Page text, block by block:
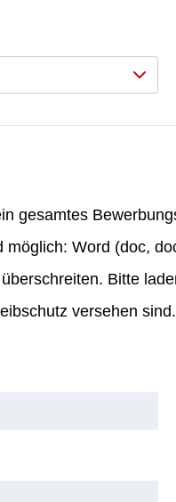
gesamtes
möglich: Word (doc,
Bitte
versehen sind.